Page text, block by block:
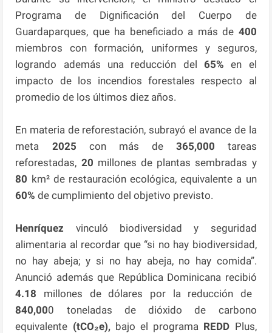
Programa de Dignificación del Cuerpo de
Guardaparques, que ha beneficiado a más de 400
miembros con formación, uniformes y seguros,
logrando además una reducción del 65% en el
impacto de los incendios forestales respecto al
promedio de los últimos diez años.
En materia de reforestación, subrayó el avance de la
meta 2025 con más de 365,000 tareas
reforestadas, 20 millones de plantas sembradas y
80 km² de restauración ecológica, equivalente a un
60% de cumplimiento del objetivo previsto.
Henríquez vinculó biodiversidad y seguridad
alimentaria al recordar que “si no hay biodiversidad,
no hay abeja; y si no hay abeja, no hay comida”.
Anunció además que República Dominicana recibió
4.18 millones de dólares por la reducción de
840,000 toneladas de dióxido de carbono
equivalente (tCO₂e),bajo el programa REDD Plus,